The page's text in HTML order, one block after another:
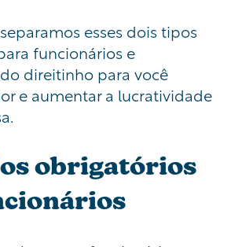
esses dois tipos
funcionários e
direitinho para você
e aumentar a lucratividade
obrigatórios